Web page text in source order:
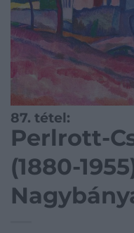
87. tétel:
Perlrott-
(1880-